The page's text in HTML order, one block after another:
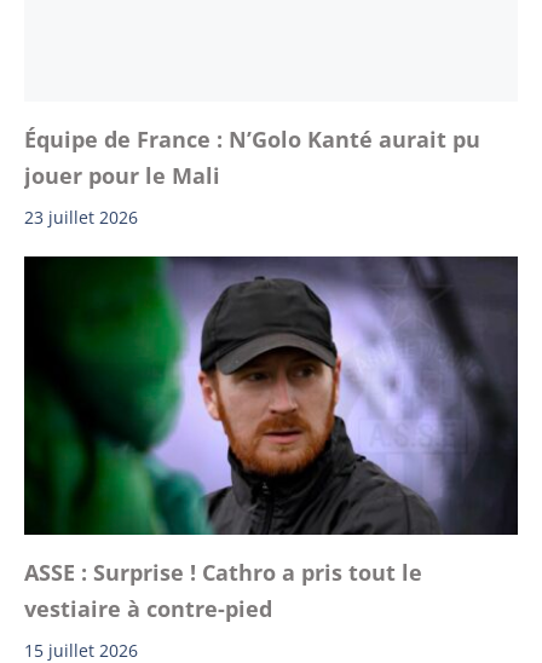
Équipe de France : N’Golo Kanté aurait pu
jouer pour le Mali
23 juillet 2026
ASSE : Surprise ! Cathro a pris tout le
vestiaire à contre-pied
15 juillet 2026